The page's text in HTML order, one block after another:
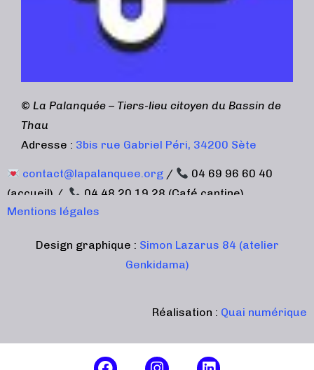
© La Palanquée – Tiers-lieu citoyen du Bassin de
Thau
Adresse : 3bis rue Gabriel Péri, 34200 Sète
contact@lapalanquee.org /
04 69 96 60 40
(accueil) /
04 48 20 19 28 (Café cantine)
Mentions légales
Design graphique : Simon Lazarus 84 (atelier
Genkidama)
Réalisation : Quai numérique